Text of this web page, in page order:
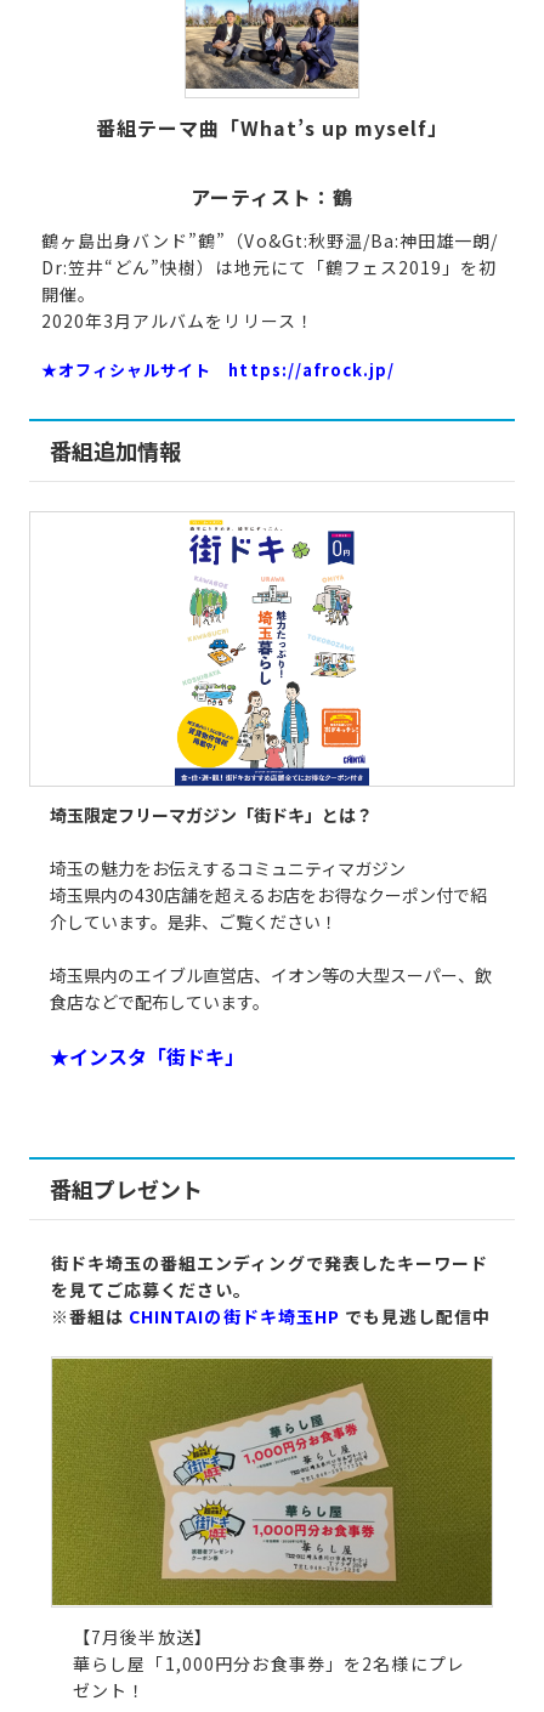
番組テーマ曲「What’s up myself」
アーティスト：鶴
鶴ヶ島出身バンド”鶴”（Vo&Gt:秋野温/Ba:神田雄一朗/
Dr:笠井“どん”快樹）は地元にて「鶴フェス2019」を初
開催。
2020年3月アルバムをリリース！
★オフィシャルサイト https://afrock.jp/
番組追加情報
埼玉限定フリーマガジン「街ドキ」とは？
埼玉の魅力をお伝えするコミュニティマガジン
埼玉県内の430店舗を超えるお店をお得なクーポン付で紹
介しています。是非、ご覧ください！
埼玉県内のエイブル直営店、イオン等の大型スーパー、飲
食店などで配布しています。
★インスタ「街ドキ」
番組プレゼント
街ドキ埼玉の番組エンディングで発表したキーワード
を見てご応募ください。
※番組は CHINTAIの街ドキ埼玉HP でも見逃し配信中
【7月後半放送】
華らし屋「1,000円分お食事券」を2名様にプレ
ゼント！